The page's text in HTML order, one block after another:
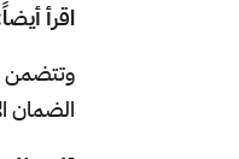
اقرأ
وتتضمن
الضمان